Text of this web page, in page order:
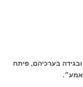
בערכיהם, פיתח